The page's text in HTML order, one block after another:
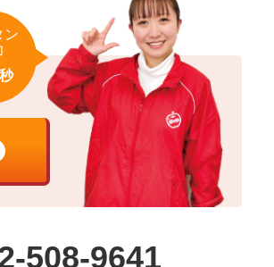
ン
秒
508-9641